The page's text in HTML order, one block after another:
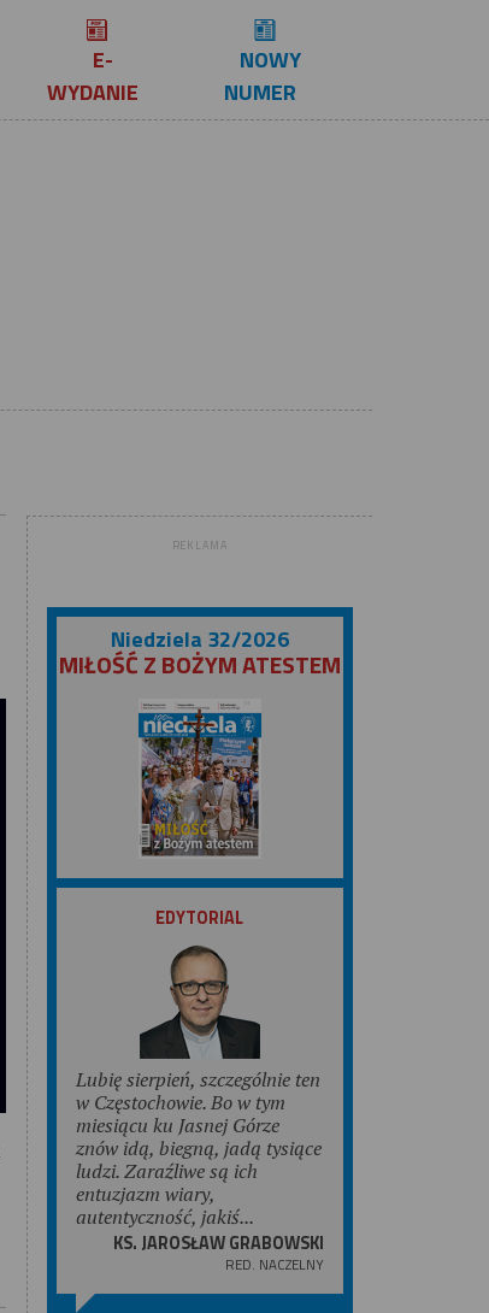
E-
WYDANIE
NOWY
NUMER
REKLAMA
Niedziela 32/2026
MIŁOŚĆ Z BOŻYM ATESTEM
ZOBACZ
EDYTORIAL
Lubię sierpień, szczególnie ten
w Częstochowie. Bo w tym
miesiącu ku Jasnej Górze
znów idą, biegną, jadą tysiące
ludzi. Zaraźliwe są ich
entuzjazm wiary,
autentyczność, jakiś...
KS. JAROSŁAW GRABOWSKI
RED. NACZELNY